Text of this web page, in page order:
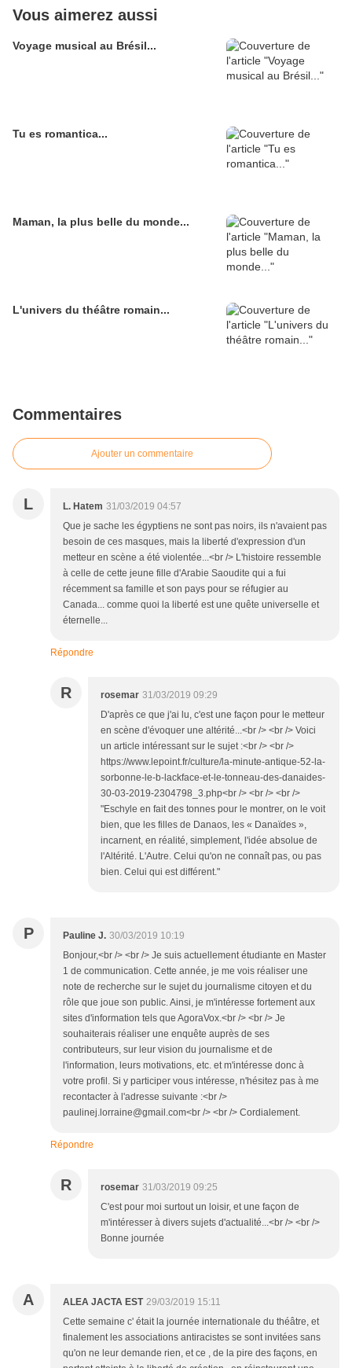
Vous aimerez aussi
Voyage musical au Brésil...
Tu es romantica...
Maman, la plus belle du monde...
L'univers du théâtre romain...
Commentaires
Ajouter un commentaire
L L. Hatem 31/03/2019 04:57
Que je sache les égyptiens ne sont pas noirs, ils n'avaient pas
besoin de ces masques, mais la liberté d'expression d'un
metteur en scène a été violentée...<br /> L'histoire ressemble
à celle de cette jeune fille d'Arabie Saoudite qui a fui
récemment sa famille et son pays pour se réfugier au
Canada... comme quoi la liberté est une quête universelle et
éternelle...
Répondre
R rosemar 31/03/2019 09:29
D'après ce que j'ai lu, c'est une façon pour le metteur
en scène d'évoquer une altérité...<br /> <br /> Voici
un article intéressant sur le sujet :<br /> <br />
https://www.lepoint.fr/culture/la-minute-antique-52-la-
sorbonne-le-b-lackface-et-le-tonneau-des-danaides-
30-03-2019-2304798_3.php<br /> <br /> <br />
"Eschyle en fait des tonnes pour le montrer, on le voit
bien, que les filles de Danaos, les « Danaïdes »,
incarnent, en réalité, simplement, l'idée absolue de
l'Altérité. L'Autre. Celui qu'on ne connaît pas, ou pas
bien. Celui qui est différent."
P Pauline J. 30/03/2019 10:19
Bonjour,<br /> <br /> Je suis actuellement étudiante en Master
1 de communication. Cette année, je me vois réaliser une
note de recherche sur le sujet du journalisme citoyen et du
rôle que joue son public. Ainsi, je m'intéresse fortement aux
sites d'information tels que AgoraVox.<br /> <br /> Je
souhaiterais réaliser une enquête auprès de ses
contributeurs, sur leur vision du journalisme et de
l'information, leurs motivations, etc. et m'intéresse donc à
votre profil. Si y participer vous intéresse, n'hésitez pas à me
recontacter à l'adresse suivante :<br />
paulinej.lorraine@gmail.com<br /> <br /> Cordialement.
Répondre
R rosemar 31/03/2019 09:25
C'est pour moi surtout un loisir, et une façon de
m'intéresser à divers sujets d'actualité...<br /> <br />
Bonne journée
A ALEA JACTA EST 29/03/2019 15:11
Cette semaine c' était la journée internationale du théâtre, et
finalement les associations antiracistes se sont invitées sans
qu'on ne leur demande rien, et ce , de la pire des façons, en